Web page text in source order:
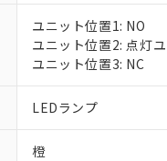
ユニット位置1: NO
ユニット位置2: 点灯
ユニット位置3: NC
LEDランプ
橙
※1 対応状況